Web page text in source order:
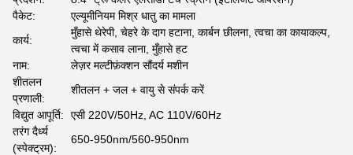
पैकेट:
एल्यूमीनियम मिश्र धातु का मामला
कार्य:
मुँहासे थेरेपी, चेहरे के दाग हटाना, कार्बन छीलना, त्वचा का कायाकल्प,
त्वचा में कसाव लाना, मुँहासे हट
नाम:
लेज़र मल्टीफ़ंक्शन सौंदर्य मशीन
शीतलन
प्रणाली:
शीतलन + जल + वायु से संपर्क करें
विद्युत आपूर्ति:
एसी 220V/50Hz, AC 110V/60Hz
तरंग दैर्ध्य
(स्पेक्ट्रम):
650-950nm/560-950nm